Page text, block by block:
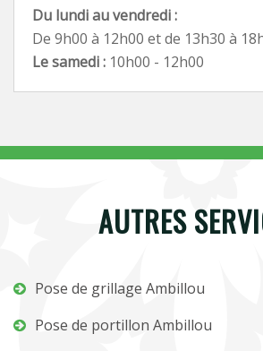
Du lundi au vendredi :
De 9h00 à 12h00 et de 13h30 à
Le samedi : 10h00 - 12h00
AUTRES
Pose de grillage Ambillou
Pose de portillon Ambillou